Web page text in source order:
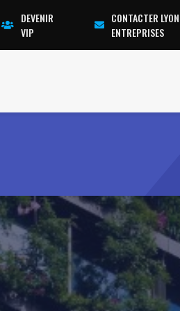
DEVENIR
VIP
CONTACTER LYON
ENTREPRISES